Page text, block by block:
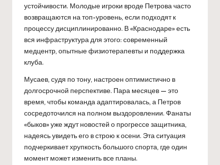
устойчивости. Молодые игроки вроде Петрова часто
возвращаются на топ-уровень, если подходят к
процессу дисциплинированно. В «Краснодаре» есть
вся инфраструктура для этого: современный
медцентр, опытные физиотерапевты и поддержка
клуба.
Мусаев, судя по тону, настроен оптимистично в
долгосрочной перспективе. Пара месяцев — это
время, чтобы команда адаптировалась, а Петров
сосредоточился на полном выздоровлении. Фанаты
«быков» уже ждут новостей о прогрессе защитника,
надеясь увидеть его в строю к осени. Эта ситуация
подчеркивает хрупкость большого спорта, где один
момент может изменить все планы.